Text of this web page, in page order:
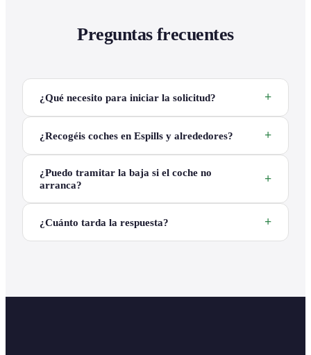
Preguntas frecuentes
¿Qué necesito para iniciar la solicitud?
¿Recogéis coches en Espills y alrededores?
¿Puedo tramitar la baja si el coche no
arranca?
¿Cuánto tarda la respuesta?